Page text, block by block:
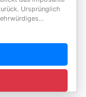
Ursprünglich